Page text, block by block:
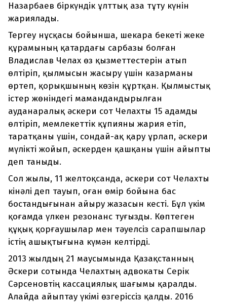
Назарбаев біркүндік ұлттық аза тұту күнін
жариялады.
Тергеу нұсқасы бойынша, шекара бекеті жеке
құрамының қатардағы сарбазы болған
Владислав Челах өз қызметтестерін атып
өлтіріп, қылмысын жасыру үшін казарманы
өртеп, қорықшының көзін құртқан. Қылмыстық
істер жөніндегі мамандандырылған
ауданаралық әскери сот Челахты 15 адамды
өлтіріп, мемлекеттік құпияны жария етіп,
таратқаны үшін, сондай-ақ қару ұрлап, әскери
мүлікті жойып, әскерден қашқаны үшін айыпты
деп таныды.
Сол жылы, 11 желтоқсанда, әскери сот Челахты
кінәлі деп тауып, оған өмір бойына бас
бостандығынан айыру жазасын кесті. Бұл үкім
қоғамда үлкен резонанс туғызды. Көптеген
құқық қорғаушылар мен тәуелсіз сарапшылар
істің ашықтығына күмән келтірді.
2013 жылдың 21 маусымында Қазақстанның
Әскери сотында Челахтың адвокаты Серік
Сәрсеновтің кассациялық шағымы қаралды.
Алайда айыптау үкімі өзгеріссіз қалды. 2016